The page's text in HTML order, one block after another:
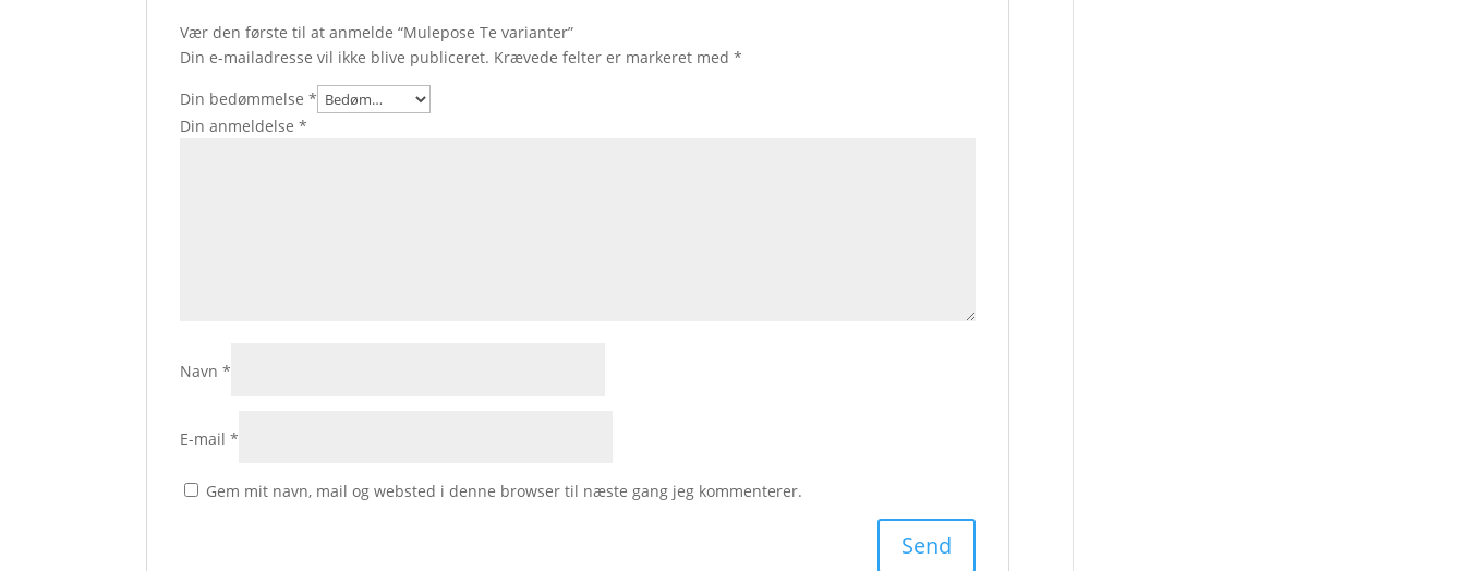
Vær den første til at anmelde “Mulepose Te varianter”
Din e-mailadresse vil ikke blive publiceret. Krævede felter er markeret med*
Din bedømmelse*
Din anmeldelse*
Navn*
E-mail*
Gem mit navn, mail og websted i denne browser til næste gang jeg kommenterer.